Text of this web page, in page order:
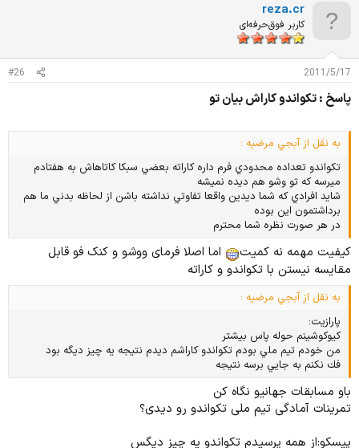
reza.cr
کاربر فوق‌حرفه‌ای
2011/5/17
#26
پاسخ : تکواندو کاراش بیان تو
به نقل از آبجي مرضيه :
تكواندو تعداده محدودي فرم داره كاراته بعضي سبكا كاتاهاش به هفتادم
ميرسه كه تو وشو هم ديده نميشه
شايد افرادي كه شما ديدين واقعا تفاوتي نداشته باشن از لحاظه بدني ما هم
برداشتمون اين بوده
در هر صورت نظره شما محترم
کیفیت مهمه نه کمیت
اما اصلا فرمای ووشو و کنک فو قابل
مقایسه نیستن با تکواندو و کاراته
به نقل از آبجي مرضيه :
پارازيت:
كيوكوشينم حوله پاس بيشتر
من خودم تيم ملي بودم تكواندو كاراشم ديدم نتيجه يه چيز ديگه بود
فك نكنم به جايي برسه نتيجه
باو مسابقات جهانیو نگاه کن
تمرینات آمادگی تیم ملی تکواندو رو دیدی؟
پیسکو:از همه پرسیدم تکواندو یه چیز دیگس